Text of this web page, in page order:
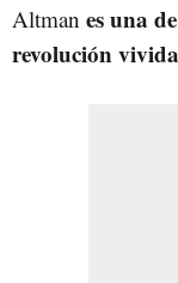
Altman es una
revolución